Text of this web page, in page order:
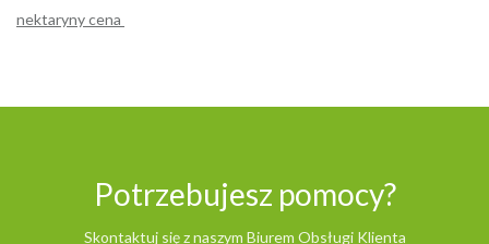
nektaryny cena
Potrzebujesz pomocy?
Skontaktuj się z naszym Biurem Obsługi Klienta